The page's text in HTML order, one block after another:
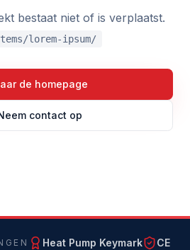
bestaat niet of is verplaatst.
lorem-ipsum/
de homepage
contact op
Heat Pump Keymark
CE